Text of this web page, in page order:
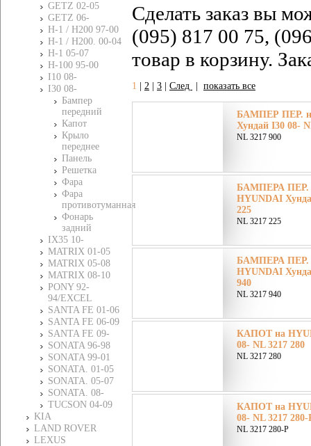
GETZ 02-05
GETZ 06-
H-1 / H200 97-00
H-1 / H200. 00-04
H-1 05-07
H-100 95-00
I10 08-
I30 08-
Бампер
передний
Капот
Крыло
переднее
Панель
Решетка
Фара
Фара
противотуманная
Фонарь
задний
IХ35 10-
MATRIX 01-05
MATRIX 05-08
MATRIX 08-10
PONY 92-
94/EXCEL
SANTA FE 01-06
SANTA FE 06-09
SANTA FE 09-
SONATA 96-98
SONATA 99-01
SONATA. 01-05
SONATA. 05-07
SONATA. 08-
TUCSON 04-09
KIA
LAND ROVER
LEXUS
Сделать заказ вы
(095) 817 00 75,
товар в корзину.
1 2 3 След показать все
БАМПЕР ПЕР.
Хундай I30 08-
NL 3217 900
БАМПЕРА
HYUNDAI
225
NL 3217 225
БАМПЕРА
HYUNDAI
940
NL 3217 940
КАПОТ на
08- NL 3217 280
NL 3217 280
КАПОТ на
08- NL 3217 280-
NL 3217 280-P